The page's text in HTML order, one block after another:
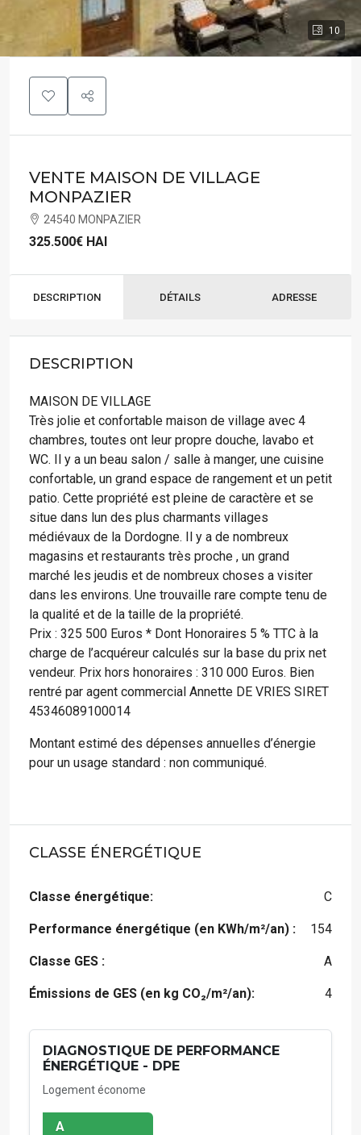
10
VENTE MAISON DE VILLAGE
MONPAZIER
24540 MONPAZIER
325.500€ HAI
DESCRIPTION DÉTAILS ADRESSE
DESCRIPTION
MAISON DE VILLAGE
Très jolie et confortable maison de village avec 4
chambres, toutes ont leur propre douche, lavabo et
WC. Il y a un beau salon / salle à manger, une cuisine
confortable, un grand espace de rangement et un petit
patio. Cette propriété est pleine de caractère et se
situe dans lun des plus charmants villages
médiévaux de la Dordogne. Il y a de nombreux
magasins et restaurants très proche , un grand
marché les jeudis et de nombreux choses a visiter
dans les environs. Une trouvaille rare compte tenu de
la qualité et de la taille de la propriété.
Prix : 325 500 Euros * Dont Honoraires 5 % TTC à la
charge de l’acquéreur calculés sur la base du prix net
vendeur. Prix hors honoraires : 310 000 Euros. Bien
rentré par agent commercial Annette DE VRIES SIRET
45346089100014
Montant estimé des dépenses annuelles d’énergie
pour un usage standard : non communiqué.
CLASSE ÉNERGÉTIQUE
Classe énergétique: C
Performance énergétique (en KWh/m²/an) : 154
Classe GES : A
Émissions de GES (en kg CO₂/m²/an): 4
DIAGNOSTIQUE DE PERFORMANCE
ÉNERGÉTIQUE - DPE
Logement économe
A